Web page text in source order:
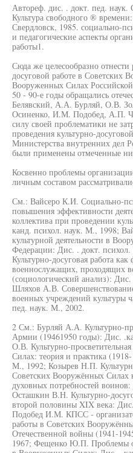
Автореф. дис. . докт. пед.
Культура свободного ®
Свердловск, 1985. социально-
и педагогические аспекты
работы1.
Сюда же целесообразно
досуговой работе в Советских
Вооруженных Силах
50 - 90-е годы обращались
Белявский, А.А. Бурляй, О.В.
Осиненко, И.М. Подобед, А.П.
силу своей проблематики не
проведения культурно-
Министерства внутренних дел
были применены отмеченные
Косвенно проблемы
личным составом
См.: Вайсеро К.И. Социально-
повышения эффективности
коллектива при проведении
канд. психол. наук. М., 1998;
культурной деятельности в
Федерации: Дис. . докт.
Культурно-досуговая работа
военнослужащих, проходящих
(социологический анализ):
Шляхов А.В.
военных учреждений культуры
пед. наук. М., 2002.
2 См.: Бурляй А.А. Культурно-
Армии (19461950 годы): Дис.
О.В. Культурно-
Силах: теория и практика
М., 1992; Козырев Н.П.
Советских Вооружённых Силах
духовных потребностей
Осташкин В.Н. Культурно-
второй половины XIX века:
Подобед И.М. КПСС -
работы в Советских
Отечественной войны (1941-
1967; Фещенко Ю.П. Проблемы